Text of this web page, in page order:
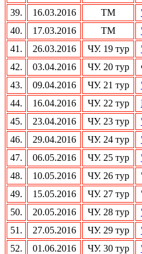
39.
16.03.2016 ТМ
40.
17.03.2016 ТМ
41.
26.03.2016 ЧУ. 19 тур
42.
03.04.2016 ЧУ. 20 тур
43.
09.04.2016 ЧУ. 21 тур
44.
16.04.2016 ЧУ. 22 тур
45.
23.04.2016 ЧУ. 23 тур
46.
29.04.2016 ЧУ. 24 тур
47.
06.05.2016 ЧУ. 25 тур
48.
10.05.2016 ЧУ. 26 тур
49.
15.05.2016 ЧУ. 27 тур
50.
20.05.2016 ЧУ. 28 тур
51.
27.05.2016 ЧУ. 29 тур
52.
01.06.2016 ЧУ. 30 тур